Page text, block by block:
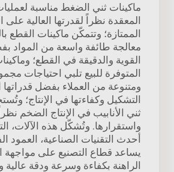
ماكينات ثني الضغط مناسبة
المعقدة نظراً لقدرتها العالية على
الممتازة؛ وتتمكّن ماكينات القطع
معالجة طائفة واسعة من المواد
القوية والدقيقة في القطع؛
المتوفرة للبيع تلبي احتياجات
ومتنوعة من العملاء بفضل قدراتها
التشكيل وكفاءتها في الإنتاج؛
ثني الأنابيب في الإنتاج الضخم
واستقرارها. وتُشكّل هذه الآلات،
أحدث التقنيات الصناعية، العمود
يساعد قطاع التصنيع على مواجهة
الراهنة بكفاءة وسرعة ودقة عالية